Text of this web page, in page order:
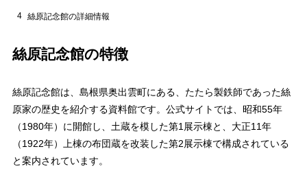
4 絲原記念館の詳細情報
絲原記念館の特徴
絲原記念館は、島根県奥出雲町にある、たたら製鉄師であった絲
原家の歴史を紹介する資料館です。公式サイトでは、昭和55年
（1980年）に開館し、土蔵を模した第1展示棟と、大正11年
（1922年）上棟の布団蔵を改装した第2展示棟で構成されている
と案内されています。